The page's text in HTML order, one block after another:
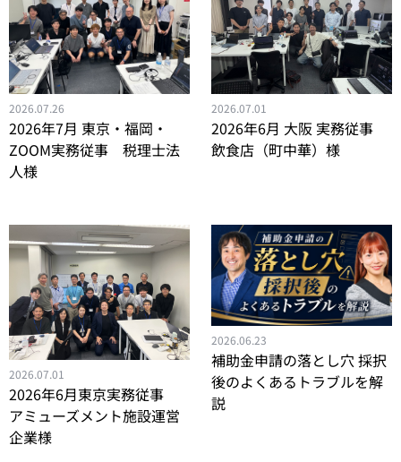
2026.07.26
2026年7月 東京・福岡・
ZOOM実務従事 税理士法
人様
2026.07.01
2026年6月 大阪 実務従事
飲食店（町中華）様
2026.07.01
2026年6月東京実務従事
アミューズメント施設運営
企業様
2026.06.23
補助金申請の落とし穴 採択
後のよくあるトラブルを解
説